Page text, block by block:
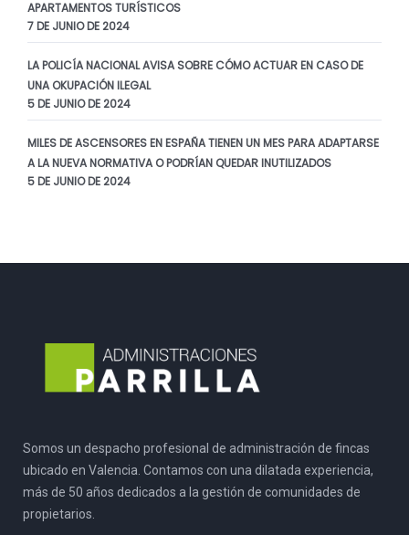
APARTAMENTOS TURÍSTICOS
7 DE JUNIO DE 2024
LA POLICÍA NACIONAL AVISA SOBRE CÓMO ACTUAR EN CASO DE
UNA OKUPACIÓN ILEGAL
5 DE JUNIO DE 2024
MILES DE ASCENSORES EN ESPAÑA TIENEN UN MES PARA ADAPTARSE
A LA NUEVA NORMATIVA O PODRÍAN QUEDAR INUTILIZADOS
5 DE JUNIO DE 2024
Somos un despacho profesional de administración de fincas
ubicado en Valencia. Contamos con una dilatada experiencia,
más de 50 años dedicados a la gestión de comunidades de
propietarios.